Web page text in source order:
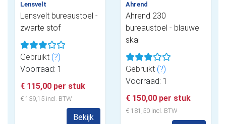
Lensvelt
Lensvelt bureaustoel -
zwarte stof
Gebruikt (?)
Voorraad: 1
€ 115,00 per stuk
€ 139,15 incl. BTW
Bekijk
Ahrend
Ahrend 230
bureaustoel - blauwe
skai
Gebruikt (?)
Voorraad: 1
€ 150,00 per stuk
€ 181,50 incl. BTW